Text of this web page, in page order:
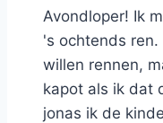
Avondloper! Ik
's ochtends
willen rennen,
kapot als ik dat
jonas ik de